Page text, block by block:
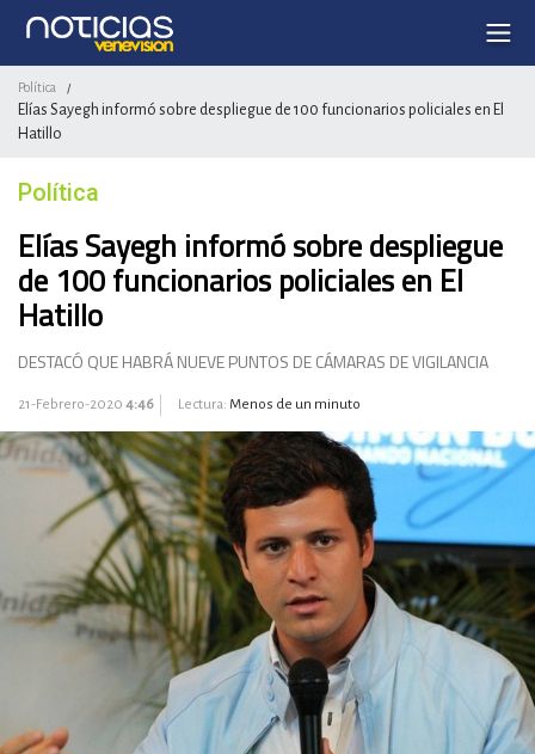
Política /
Elías Sayegh informó sobre despliegue de 100 funcionarios policiales en El
Hatillo
Política
Elías Sayegh informó sobre despliegue
de 100 funcionarios policiales en El
Hatillo
DESTACÓ QUE HABRÁ NUEVE PUNTOS DE CÁMARAS DE VIGILANCIA
21-Febrero-2020 4:46 Lectura: Menos de un minuto